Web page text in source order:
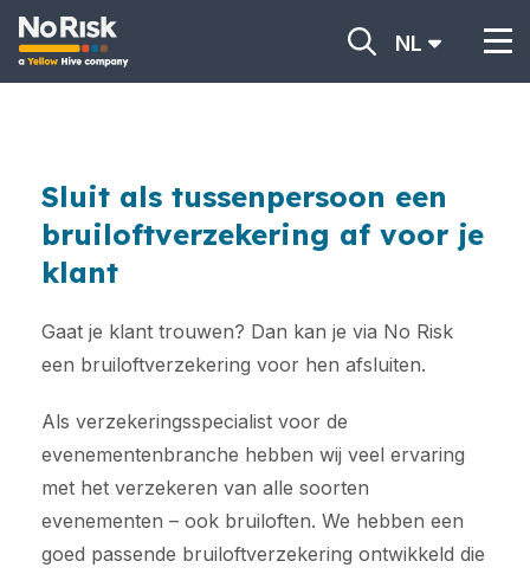
NL
Sluit als tussenpersoon een
bruiloftverzekering af voor je
klant
Gaat je klant trouwen? Dan kan je via No Risk
een bruiloftverzekering voor hen afsluiten.
Als verzekeringsspecialist voor de
evenementenbranche hebben wij veel ervaring
met het verzekeren van alle soorten
evenementen – ook bruiloften. We hebben een
goed passende bruiloftverzekering ontwikkeld die